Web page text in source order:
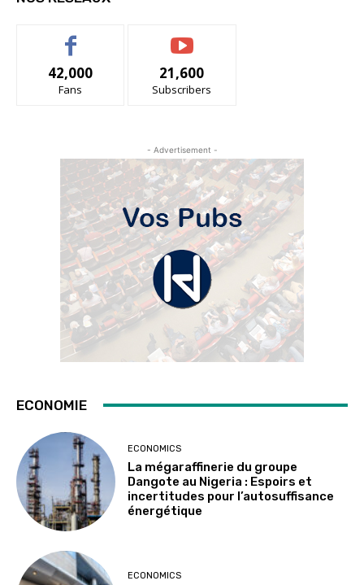
42,000
Fans
21,600
Subscribers
- Advertisement -
ECONOMIE
ECONOMICS
La mégaraffinerie du groupe
Dangote au Nigeria : Espoirs et
incertitudes pour l’autosuffisance
énergétique
ECONOMICS